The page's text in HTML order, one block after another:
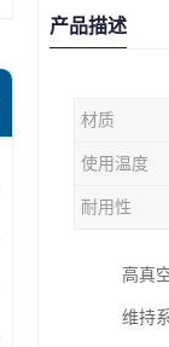
产品描述
材质
使用温度
耐用性
高真
维持